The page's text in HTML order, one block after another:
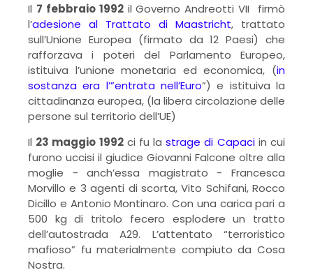
Il 7 febbraio 1992il Governo Andreotti VII firmò
l’adesione al Trattato di Maastricht, trattato
sull’Unione Europea (firmato da 12 Paesi) che
rafforzava i poteri del Parlamento Europeo,
istituiva l’unione monetaria ed economica, (in
sostanza era l’”entrata nell’Euro”) e istituiva la
cittadinanza europea, (la libera circolazione delle
persone sul territorio dell’UE)
Il 23 maggio 1992ci fu la strage di Capaci in cui
furono uccisi il giudice Giovanni Falcone oltre alla
moglie - anch’essa magistrato - Francesca
Morvillo e 3 agenti di scorta, Vito Schifani, Rocco
Dicillo e Antonio Montinaro. Con una carica pari a
500 kg di tritolo fecero esplodere un tratto
dell’autostrada A29. L’attentato “terroristico
mafioso” fu materialmente compiuto da Cosa
Nostra.